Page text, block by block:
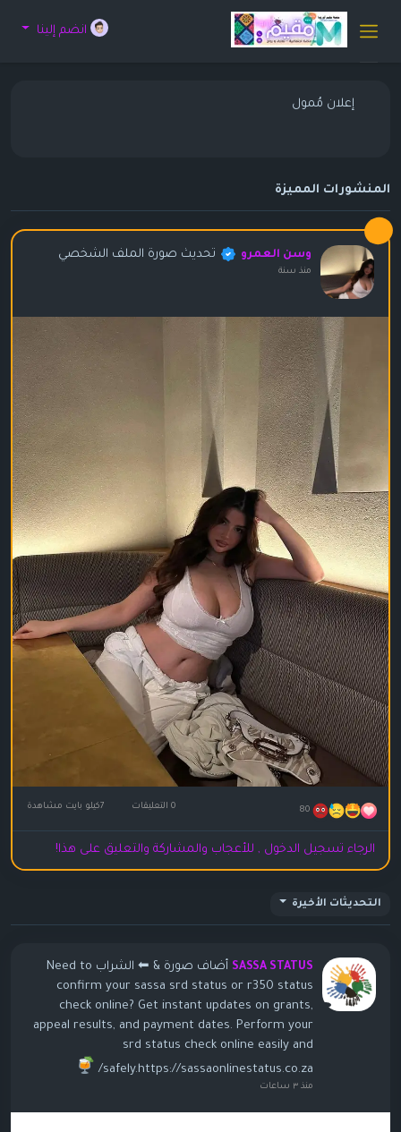
انضم إلينا
إعلان مُمول
المنشورات المميزة
وسن العمرو تحديث صورة الملف الشخصي
منذ سنة
80 0 التعليقات
الرجاء تسجيل الدخول , للأعجاب والمشاركة والتعليق على هذا!
التحديثات الأخيرة
SASSA STATUS أضاف صورة
& ⬅ الشراب Need to
confirm your sassa srd status or r350 status
check online? Get instant updates on grants,
appeal results, and payment dates. Perform your
srd status check online easily and
safely.https://sassaonlinestatus.co.za/
منذ ٣ ساعات